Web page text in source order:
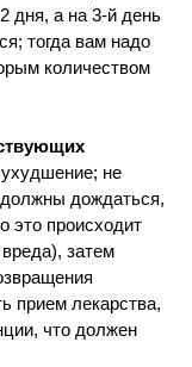
дня, а на 3-й день
тогда вам надо
количеством
не
должны дождаться,
это происходит
затем
прием лекарства,
что должен